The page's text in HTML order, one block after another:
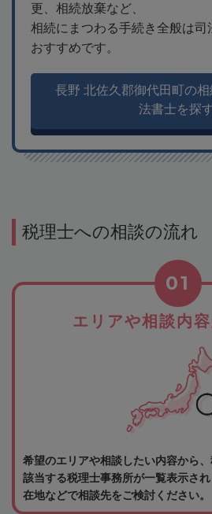
更、相続放棄など、
相続にまつわる手続き全般は司
おすすめです。
長野 北佐久郡御代田町の相
法書士を探
税理士への相談の流れ
エリアや相談内
01
希望のエリアや相談したい内容から、
該当する税理士事務所が一覧表示さ
在地などで相談先をご検討ください。